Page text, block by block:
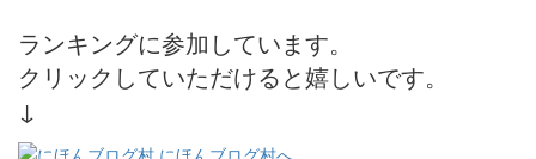
ランキングに参加しています。
クリックしていただけると嬉しいです。
↓